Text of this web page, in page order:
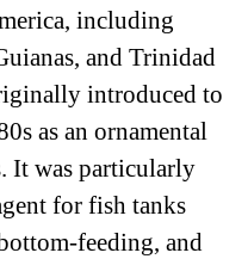
including
and Trinidad
introduced to
as an ornamental
It was particularly
for fish tanks
feeding, and